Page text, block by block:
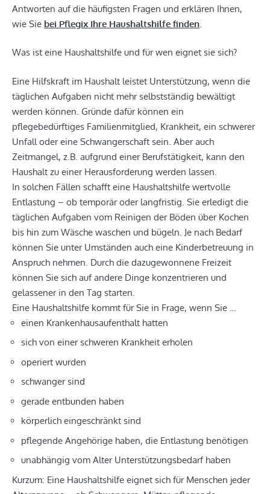
Antworten auf die häufigsten Fragen und erklären Ihnen,
wie Sie bei Pflegix Ihre Haushaltshilfe finden
Was ist eine Haushaltshilfe und für wen eignet sie sich?
Eine Hilfskraft im Haushalt leistet Unterstützung, wenn die
täglichen Aufgaben nicht mehr selbstständig bewältigt
werden können. Gründe dafür können ein
pflegebedürftiges Familienmitglied, Krankheit, ein schwerer
Unfall oder eine Schwangerschaft sein. Aber auch
Zeitmangel, z.B. aufgrund einer Berufstätigkeit, kann den
Haushalt zu einer Herausforderung werden lassen.
In solchen Fällen schafft eine Haushaltshilfe wertvolle
Entlastung – ob temporär oder langfristig. Sie erledigt die
täglichen Aufgaben vom Reinigen der Böden über Kochen
bis hin zum Wäsche waschen und bügeln. Je nach Bedarf
können Sie unter Umständen auch eine Kinderbetreuung in
Anspruch nehmen. Durch die dazugewonnene Freizeit
können Sie sich auf andere Dinge konzentrieren und
gelassener in den Tag starten.
Eine Haushaltshilfe kommt für Sie in Frage, wenn Sie …
einen Krankenhausaufenthalt hatten
sich von einer schweren Krankheit erholen
operiert wurden
schwanger sind
gerade entbunden haben
körperlich eingeschränkt sind
pflegende Angehörige haben, die Entlastung benötigen
unabhängig vom Alter Unterstützungsbedarf haben
Kurzum: Eine Haushaltshilfe eignet sich für Menschen jeder